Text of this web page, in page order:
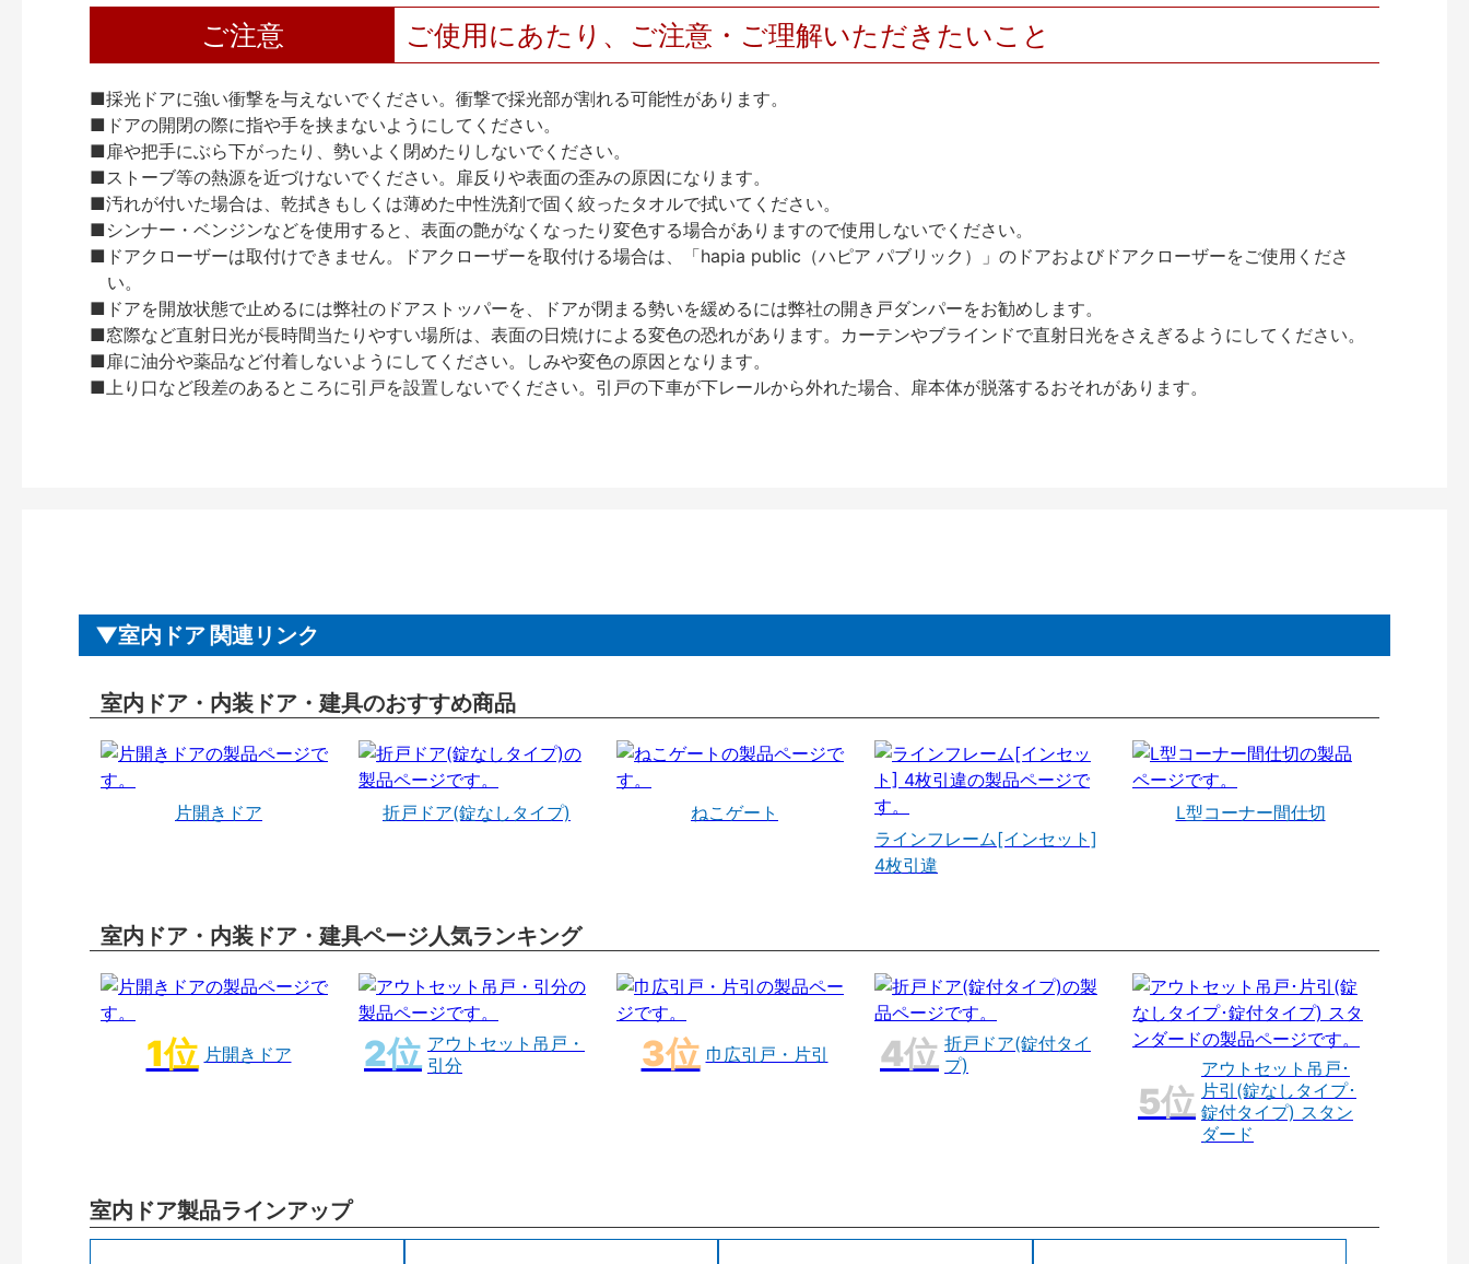
ご注意 ご使用にあたり、ご注意・ご理解いただきたいこと
■採光ドアに強い衝撃を与えないでください。衝撃で採光部が割れる可能性があります。
■ドアの開閉の際に指や手を挟まないようにしてください。
■扉や把手にぶら下がったり、勢いよく閉めたりしないでください。
■ストーブ等の熱源を近づけないでください。扉反りや表面の歪みの原因になります。
■汚れが付いた場合は、乾拭きもしくは薄めた中性洗剤で固く絞ったタオルで拭いてください。
■シンナー・ベンジンなどを使用すると、表面の艶がなくなったり変色する場合がありますので使用しないでください。
■ドアクローザーは取付けできません。ドアクローザーを取付ける場合は、「hapia public（ハピア パブリック）」のドアおよびドアクローザーをご使用くださ
い。
■ドアを開放状態で止めるには弊社のドアストッパーを、ドアが閉まる勢いを緩めるには弊社の開き戸ダンパーをお勧めします。
■窓際など直射日光が長時間当たりやすい場所は、表面の日焼けによる変色の恐れがあります。カーテンやブラインドで直射日光をさえぎるようにしてください。
■扉に油分や薬品など付着しないようにしてください。しみや変色の原因となります。
■上り口など段差のあるところに引戸を設置しないでください。引戸の下車が下レールから外れた場合、扉本体が脱落するおそれがあります。
室内ドア 関連リンク
室内ドア・内装ドア・建具のおすすめ商品
片開きドア 折戸ドア(錠なしタイプ)
ねこゲート
ラインフレーム[インセット]
4枚引違
L型コーナー間仕切
室内ドア・内装ドア・建具ページ人気ランキング
片開きドア
アウトセット吊戸・
引分
巾広引戸・片引
折戸ドア(錠付タイ
プ)
アウトセット吊戸･
片引(錠なしタイプ･
錠付タイプ) スタン
ダード
室内ドア製品ラインアップ